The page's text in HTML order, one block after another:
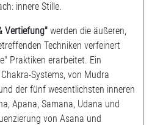
innere Stille.
Vertiefung" werden die äußeren,
Techniken verfeinert
Praktiken erarbeitet. Ein
Systems, von Mudra
der fünf wesentlichsten inneren
Apana, Samana, Udana und
von Asana und